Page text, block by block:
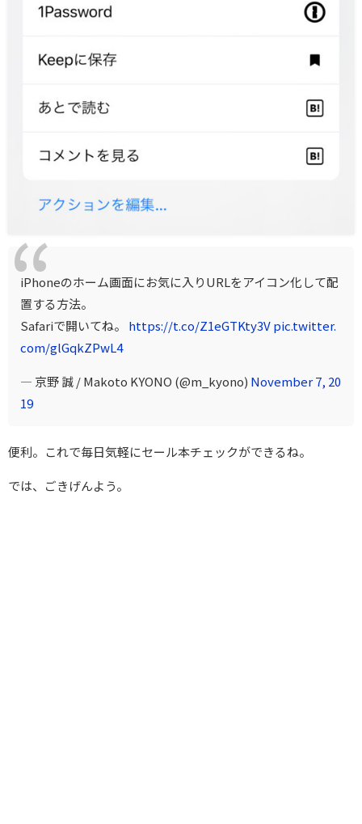
iPhoneのホーム画面にお気に入りURLをアイコン化して配
置する方法。
Safariで開いてね。 https://t.co/Z1eGTKty3Vpic.twitter.
com/glGqkZPwL4
— 京野 誠 / Makoto KYONO (@m_kyono) November 7, 20
19
便利。これで毎日気軽にセール本チェックができるね。
では、ごきげんよう。